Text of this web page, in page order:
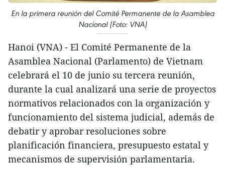
En la primera reunión del Comité Permanente de la Asamblea
Nacional (Foto: VNA)
Hanoi (VNA) - El Comité Permanente de la
Asamblea Nacional (Parlamento) de Vietnam
celebrará el 10 de junio su tercera reunión,
durante la cual analizará una serie de proyectos
normativos relacionados con la organización y
funcionamiento del sistema judicial, además de
debatir y aprobar resoluciones sobre
planificación financiera, presupuesto estatal y
mecanismos de supervisión parlamentaria.